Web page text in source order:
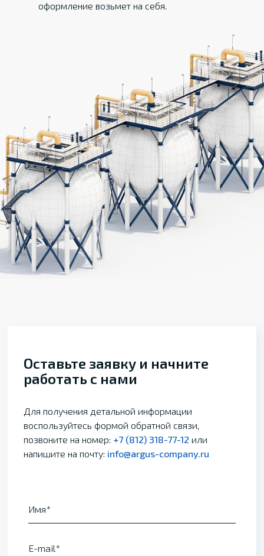
оформление возьмет на себя.
Оставьте заявку и начните
работать с нами
Для получения детальной информации
воспользуйтесь формой обратной связи,
позвоните на номер: +7 (812) 318-77-12 или
напишите на почту: info@argus-company.ru
Имя
E-mail